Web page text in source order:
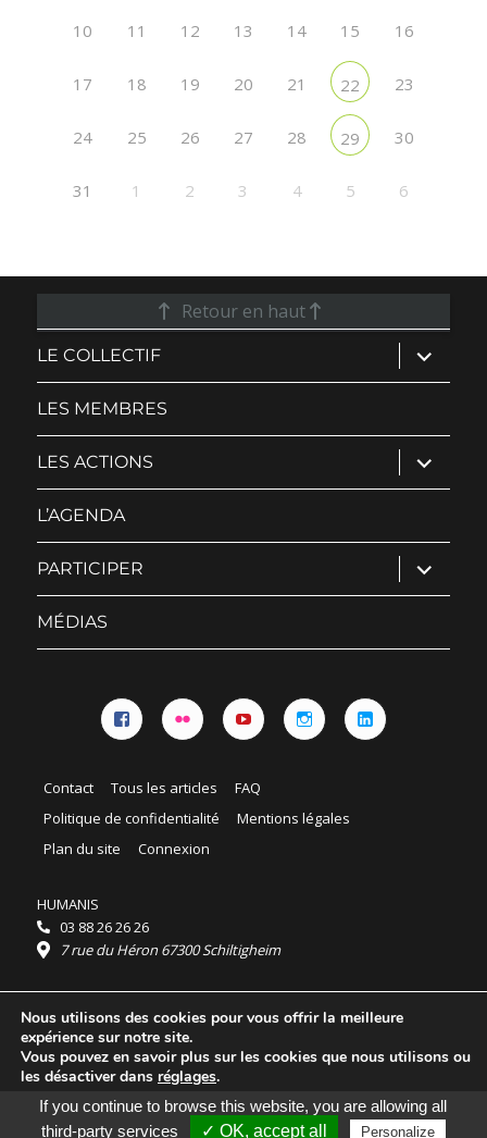
10 11 12 13 14 15 16
17 18 19 20 21 22 23
24 25 26 27 28 29 30
31 1 2 3 4 5 6
Retour en haut
LE COLLECTIF ouvrir
le
sous-
LES MEMBRES
LES ACTIONS ouvrir
le
sous-
L’AGENDA
PARTICIPER ouvrir
le
sous-
MÉDIAS
Contact Tous les articles
FAQ
Politique de confidentialité
Mentions légales
Plan du site
Connexion
HUMANIS
03 88 26 26 26
7 rue du Héron 67300 Schiltigheim
Horaires :
HUMANIS : du lundi au vendredi 9h - 18h
Ordidocaz : du lundi au vendredi 8h - 19h
© 2025 HUMANIS, tous droits réservés.
Licence Creative Commons Attribution 4.0
International
Nous utilisons des cookies pour vous offrir la meilleure
expérience sur notre site.
Vous pouvez en savoir plus sur les cookies que nous utilisons ou
les désactiver dans réglages.
Accepter Rejeter
If you continue to browse this website, you are allowing all
third-party services
✓ OK, accept all Personalize